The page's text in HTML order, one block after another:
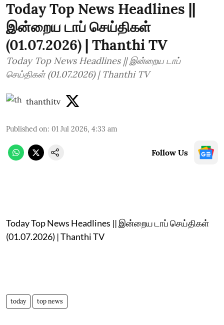
Today Top News Headlines ||
இன்றைய டாப் செய்திகள்
(01.07.2026) | Thanthi TV
Today Top News Headlines || இன்றைய டாப்
செய்திகள் (01.07.2026) | Thanthi TV
thanthitv
Published on: 01 Jul 2026, 4:33 am
Follow Us
Today Top News Headlines || இன்றைய டாப் செய்திகள்
(01.07.2026) | Thanthi TV
today top news